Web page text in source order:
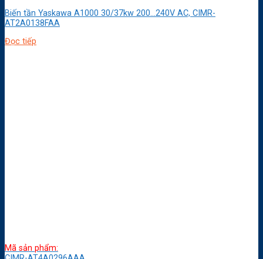
Biến tần Yaskawa A1000 30/37kw 200…240V AC, CIMR-
AT2A0138FAA
Đọc tiếp
Mã sản phẩm: